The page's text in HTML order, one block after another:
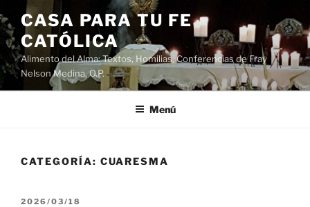
Saltar
al
contenido
CASA PARA TU FE
CATÓLICA
Alimento del Alma: Textos, Homilias, Conferencias de Fray
Nelson Medina, O.P.
Menú
CATEGORÍA: CUARESMA
PUBLICADO
2026/03/18